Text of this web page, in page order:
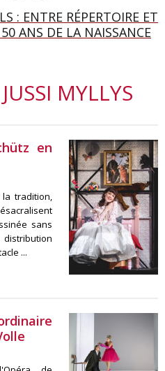
À SALZBOURG, UNE
PAR ROMEO
PASCAL
: ENTRE RÉPERTOIRE ET
ANS DE LA NAISSANCE
DU RING
L’IA
CENTIÈME
PARENTS AVAIENT
CISELÉ »
MYLLYS
en
la tradition,
sans
distribution
...